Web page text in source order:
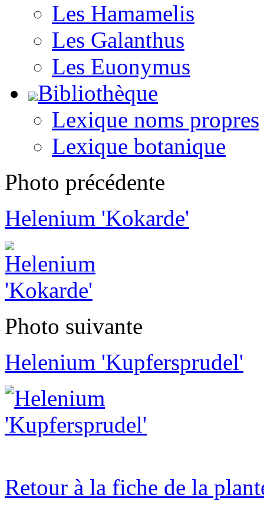
Les Hamamelis
Les Galanthus
Les Euonymus
Bibliothèque
Lexique noms propres
Lexique botanique
Photo précédente
Helenium 'Kokarde'
Photo suivante
Helenium 'Kupfersprudel'
Retour à la fiche de la